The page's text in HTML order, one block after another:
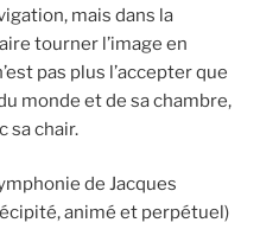
mais dans la
tourner l’image en
pas plus l’accepter que
monde et de sa chambre,
sa chair.
de Jacques
animé et perpétuel)